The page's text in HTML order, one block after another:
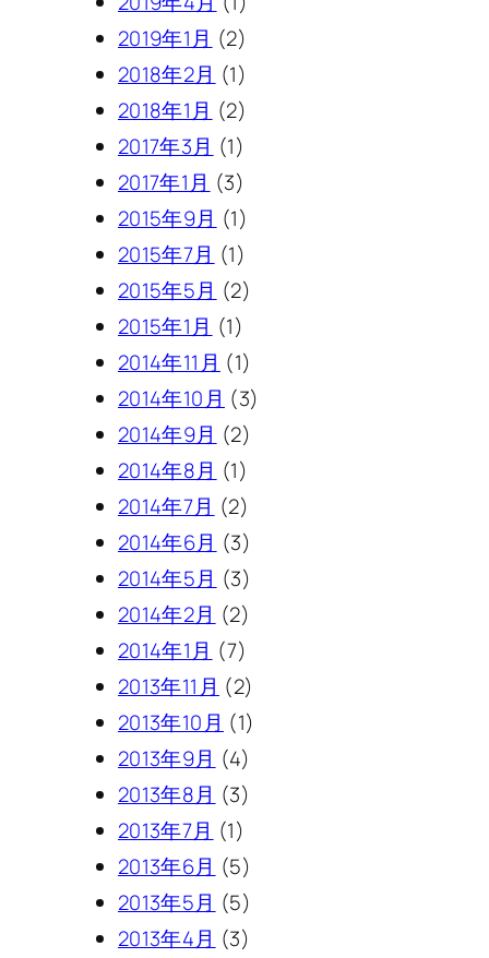
2019年1月 (2)
2018年2月 (1)
2018年1月 (2)
2017年3月 (1)
2017年1月 (3)
2015年9月 (1)
2015年7月 (1)
2015年5月 (2)
2015年1月 (1)
2014年11月 (1)
2014年10月 (3)
2014年9月 (2)
2014年8月 (1)
2014年7月 (2)
2014年6月 (3)
2014年5月 (3)
2014年2月 (2)
2014年1月 (7)
2013年11月 (2)
2013年10月 (1)
2013年9月 (4)
2013年8月 (3)
2013年7月 (1)
2013年6月 (5)
2013年5月 (5)
2013年4月 (3)